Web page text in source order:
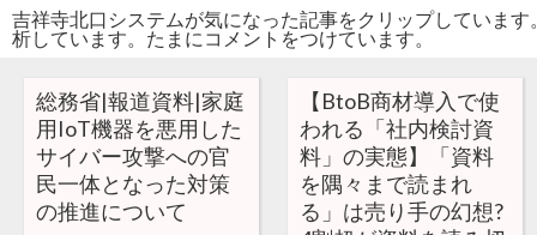
吉祥寺北口システムが気になった記事をクリップしていま
析しています。たまにコメントをつけています。
総務省|報道資料|家庭
用IoT機器を悪用した
サイバー攻撃への官
民一体となった対策
の推進について
【BtoB商材導入で使
われる「社内検討資
料」の実態】「資料
を隅々まで読まれ
る」は売り手の幻想?